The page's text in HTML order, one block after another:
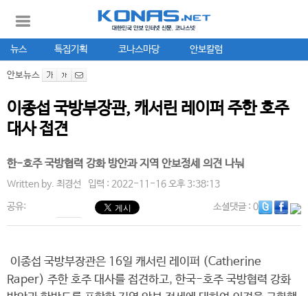
뉴스 특집기획 코나스마당 안보칼럼
안보뉴스
이종섭 국방부장관, 캐서린 레이퍼 주한 호주
대사 접견
한-호주 국방협력 강화 방안과 지역 안보정세 의견 나눠
Written by. 최경선 입력 : 2022-11-16 오후 3:38:13
공유: 소셜댓글: 0
이종섭 국방부장관은 16일 캐서린 레이퍼 (Catherine
Raper) 주한 호주 대사를 접견하고, 한국-호주 국방협력 강화